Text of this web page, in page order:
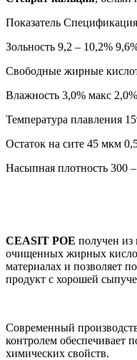
Показатель
Зольность 9,2 – 10,2%
Свободные жирные
Влажность 3,0% макс 2,0%
Температура плавления
Остаток на сите 45 мкм
Насыпная плотность 300
CEASIT POE получен из
очищенных жирных
материалах и позволяет
продукт с хорошей
Современный
контролем обеспечивает
химических свойств.